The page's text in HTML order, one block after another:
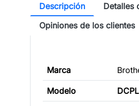
Descripción
Detalles
Opiniones de los clientes
Marca
Modelo